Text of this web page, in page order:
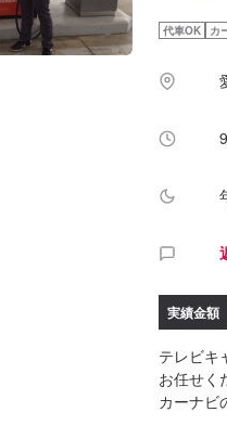
代車OK カ
実績金額
テレビキ
お任せく
カーナビ